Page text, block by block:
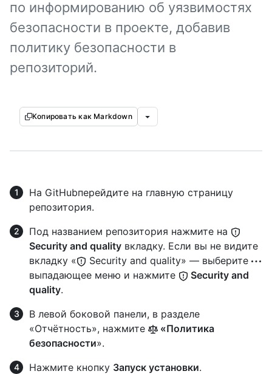
по информированию об уязвимостях
безопасности в проекте, добавив
политику безопасности в
репозиторий.
Копировать как Markdown
На GitHubперейдите на главную страницу
репозитория.
Под названием репозитория нажмите на
Security and quality вкладку. Если вы не видите
вкладку «
Security and quality» — выберите
выпадающее меню и нажмите
Security and
quality.
В левой боковой панели, в разделе
«Отчётность», нажмите
«Политика
безопасности».
Нажмите кнопку Запуск установки.